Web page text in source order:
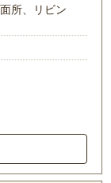
所、リビン